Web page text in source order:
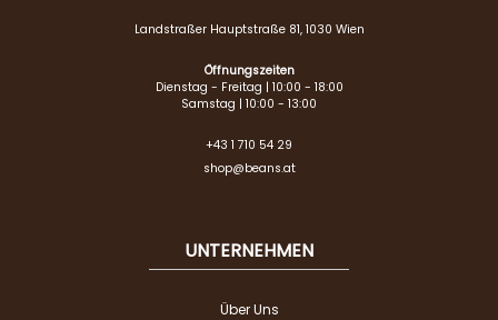
Landstraßer Hauptstraße 81, 1030 Wien
Öffnungszeiten
Dienstag - Freitag | 10:00 - 18:00
Samstag | 10:00 - 13:00
+43 1 710 54 29
shop@beans.at
UNTERNEHMEN
Über Uns